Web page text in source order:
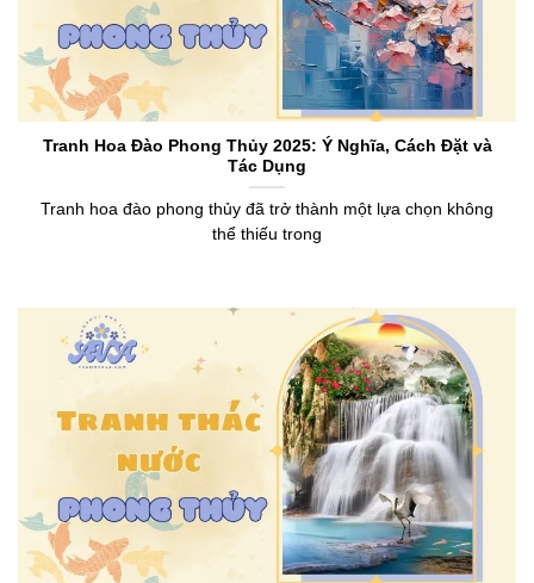
Tranh Hoa Đào Phong Thủy 2025: Ý Nghĩa, Cách Đặt và
Tác Dụng
Tranh hoa đào phong thủy đã trở thành một lựa chọn không
thể thiếu trong